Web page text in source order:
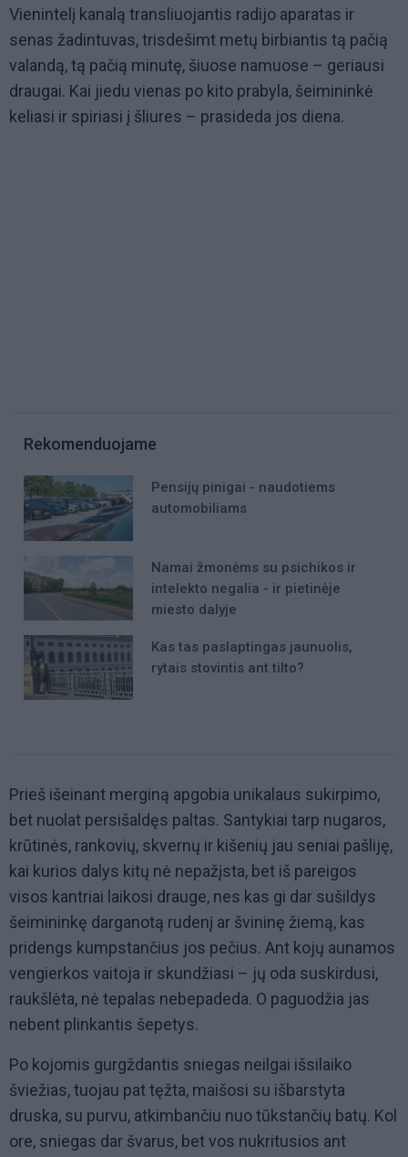
Vienintelį kanalą transliuojantis radijo aparatas ir
senas žadintuvas, trisdešimt metų birbiantis tą pačią
valandą, tą pačią minutę, šiuose namuose – geriausi
draugai. Kai jiedu vienas po kito prabyla, šeimininkė
keliasi ir spiriasi į šliures – prasideda jos diena.
Rekomenduojame
Pensijų pinigai - naudotiems
automobiliams
Namai žmonėms su psichikos ir
intelekto negalia - ir pietinėje
miesto dalyje
Kas tas paslaptingas jaunuolis,
rytais stovintis ant tilto?
Prieš išeinant merginą apgobia unikalaus sukirpimo,
bet nuolat persišaldęs paltas. Santykiai tarp nugaros,
krūtinės, rankovių, skvernų ir kišenių jau seniai pašliję,
kai kurios dalys kitų nė nepažįsta, bet iš pareigos
visos kantriai laikosi drauge, nes kas gi dar sušildys
šeimininkę darganotą rudenį ar švininę žiemą, kas
pridengs kumpstančius jos pečius. Ant kojų aunamos
vengierkos vaitoja ir skundžiasi – jų oda suskirdusi,
raukšlėta, nė tepalas nebepadeda. O paguodžia jas
nebent plinkantis šepetys.
Po kojomis gurgždantis sniegas neilgai išsilaiko
šviežias, tuojau pat tęžta, maišosi su išbarstyta
druska, su purvu, atkimbančiu nuo tūkstančių batų. Kol
ore, sniegas dar švarus, bet vos nukritusios ant